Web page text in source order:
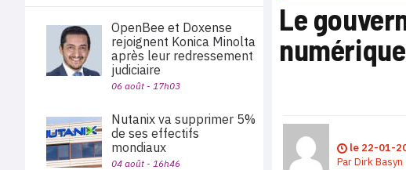
Le
le 22-01-
ParDirk Basyn
OpenBee et Doxense
rejoignent Konica Minolta
après leur redressement
judiciaire
06 août - 17h03
Nutanix va supprimer 5%
de ses effectifs
mondiaux
04 août - 16h46